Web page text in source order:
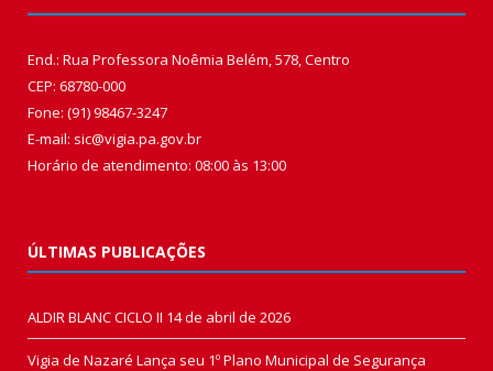
End.: Rua Professora Noêmia Belém, 578, Centro
CEP: 68780-000
Fone: (91) 98467-3247
E-mail: sic@vigia.pa.gov.br
Horário de atendimento: 08:00 às 13:00
ÚLTIMAS PUBLICAÇÕES
ALDIR BLANC CICLO II 14 de abril de 2026
Vigia de Nazaré Lança seu 1º Plano Municipal de Segurança